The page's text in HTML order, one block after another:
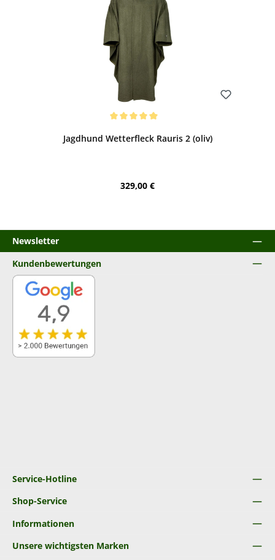
Jagdhund Wetterfleck Rauris 2 (oliv)
Regulärer Preis:
329,00 €
Newsletter
Service-Hotline
Shop-Service
Informationen
Unsere wichtigsten Marken
Kundenbewertungen